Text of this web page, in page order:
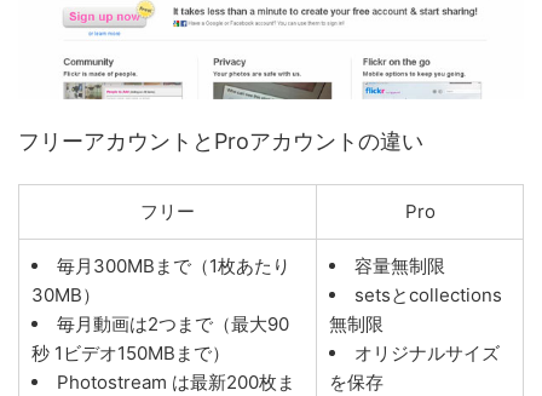
フリーアカウントとProアカウントの違い
フリー Pro
毎月300MBまで（1枚あたり
30MB）
毎月動画は2つまで（最大90
秒 1ビデオ150MBまで）
Photostream は最新200枚ま
容量無制限
setsとcollections
無制限
オリジナルサイズ
を保存